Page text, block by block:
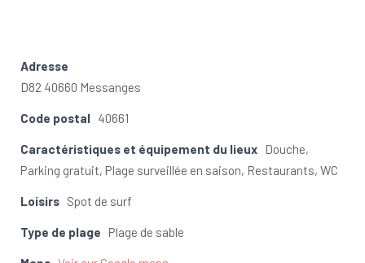
Adresse
D82 40660 Messanges
Code postal 40661
Caractéristiques et équipement du lieux
Douche,
Parking gratuit, Plage surveillée en saison, Restaurants, WC
Loisirs Spot de surf
Type de plage Plage de sable